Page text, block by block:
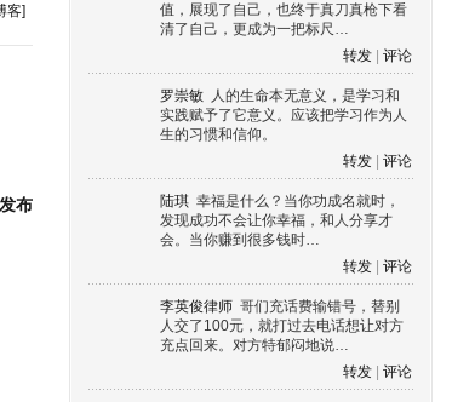
客]
布
值，展现了自己，也终于真刀真枪下看
清了自己，更成为一把标尺…
转发
评论
罗崇敏 人的生命本无意义，是学习和
实践赋予了它意义。应该把学习作为人
生的习惯和信仰。
转发
评论
陆琪 幸福是什么？当你功成名就时，
发现成功不会让你幸福，和人分享才
会。当你赚到很多钱时…
转发
评论
李英俊律师 哥们充话费输错号，替别
人交了100元，就打过去电话想让对方
充点回来。对方特郁闷地说…
转发
评论